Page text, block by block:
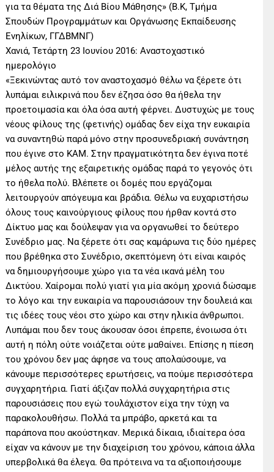
για τα θέματα της Διά Βίου Μάθησης» (Β.Κ, Τμήμα
Σπουδών Προγραμμάτων και Οργάνωσης Εκπαίδευσης
Ενηλίκων, ΓΓΔΒΜΝΓ)
Χανιά, Τετάρτη 23 Ιουνίου 2016: Αναστοχαστικό
ημερολόγιο
«Ξεκινώντας αυτό τον αναστοχασμό θέλω να ξέρετε ότι
λυπάμαι ειλικρινά που δεν έζησα όσο θα ήθελα την
προετοιμασία και όλα όσα αυτή φέρνει. Δυστυχώς με τους
νέους φίλους της (φετινής) ομάδας δεν είχα την ευκαιρία
να συναντηθώ παρά μόνο στην προσυνεδριακή συνάντηση
που έγινε στο ΚΑΜ. Στην πραγματικότητα δεν έγινα ποτέ
μέλος αυτής της εξαιρετικής ομάδας παρά το γεγονός ότι
το ήθελα πολύ. Βλέπετε οι δομές που εργάζομαι
λειτουργούν απόγευμα και βράδια. Θέλω να ευχαριστήσω
όλους τους καινούργιους φίλους που ήρθαν κοντά στο
Δίκτυο μας και δούλεψαν για να οργανωθεί το δεύτερο
Συνέδριο μας. Να ξέρετε ότι σας καμάρωνα τις δύο ημέρες
που βρέθηκα στο Συνέδριο, σκεπτόμενη ότι είναι καιρός
να δημιουργήσουμε χώρο για τα νέα ικανά μέλη του
Δικτύου. Χαίρομαι πολύ γιατί για μία ακόμη χρονιά δώσαμε
το λόγο και την ευκαιρία να παρουσιάσουν την δουλειά και
τις ιδέες τους νέοι στο χώρο και στην ηλικία άνθρωποι.
Λυπάμαι που δεν τους άκουσαν όσοι έπρεπε, ένοιωσα ότι
αυτή η πόλη ούτε νοιάζεται ούτε μαθαίνει. Επίσης η πίεση
του χρόνου δεν μας άφησε να τους απολαύσουμε, να
κάνουμε περισσότερες ερωτήσεις, να πούμε περισσότερα
συγχαρητήρια. Γιατί άξιζαν πολλά συγχαρητήρια στις
παρουσιάσεις που εγώ τουλάχιστον είχα την τύχη να
παρακολουθήσω. Πολλά τα μπράβο, αρκετά και τα
παράπονα που ακούστηκαν. Μερικά δίκαια, ιδιαίτερα όσα
είχαν να κάνουν με την διαχείριση του χρόνου, κάποια άλλα
υπερβολικά θα έλεγα. Θα πρότεινα να τα αξιοποιήσουμε